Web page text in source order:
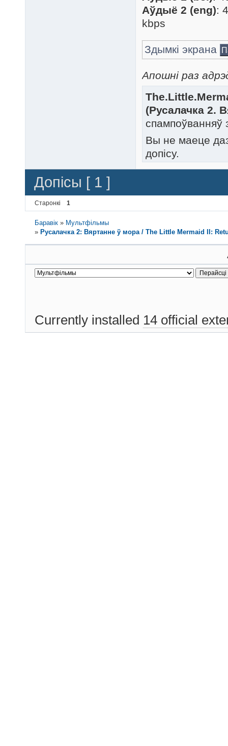
Аўдыё 2 (eng):
kbps
Здымкі экрана
Апошні раз
(Русалачка 2.
Вы не маеце
допісу.
Допісы [ 1 ]
Старонкі 1
Баравік » Мультфільмы
» Русалачка 2: Вяртанне ў мора / The Little Mermaid II:
Currently installed 14 official